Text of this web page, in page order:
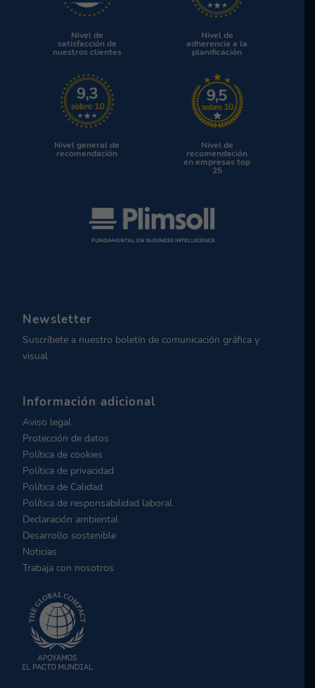
Nivel de
satisfacción de
nuestros clientes
Nivel de
adherencia a la
planificación
Nivel general de
recomendación
Nivel de
recomendación
en empresas top
25
Newsletter
Suscríbete a nuestro boletín de comunicación gráfica y
visual
Información adicional
Aviso legal
Protección de datos
Política de cookies
Política de privacidad
Política de Calidad
Política de responsabilidad laboral
Declaración ambiental
Desarrollo sostenible
Noticias
Trabaja con nosotros